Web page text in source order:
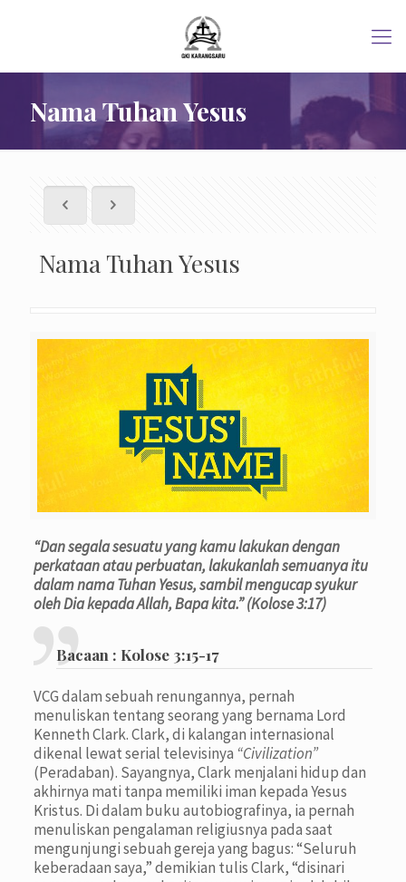
Nama Tuhan Yesus
Nama Tuhan Yesus
“Dan segala sesuatu yang kamu lakukan dengan
perkataan atau perbuatan, lakukanlah semuanya itu
dalam nama Tuhan Yesus, sambil mengucap syukur
oleh Dia kepada Allah, Bapa kita.” (Kolose 3:17)
Bacaan : Kolose 3:15-17
VCG dalam sebuah renungannya, pernah
menuliskan tentang seorang yang bernama Lord
Kenneth Clark. Clark, di kalangan internasional
dikenal lewat serial televisinya “Civilization”
(Peradaban). Sayangnya, Clark menjalani hidup dan
akhirnya mati tanpa memiliki iman kepada Yesus
Kristus. Di dalam buku autobiografinya, ia pernah
menuliskan pengalaman religiusnya pada saat
mengunjungi sebuah gereja yang bagus: “Seluruh
keberadaan saya,” demikian tulis Clark, “disinari